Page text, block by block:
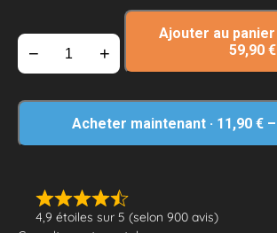
4,9 étoiles sur 5 (selon 900 avis)
− +
Ajouter au panier
59,90 €
Acheter maintenant · 11,90 €–